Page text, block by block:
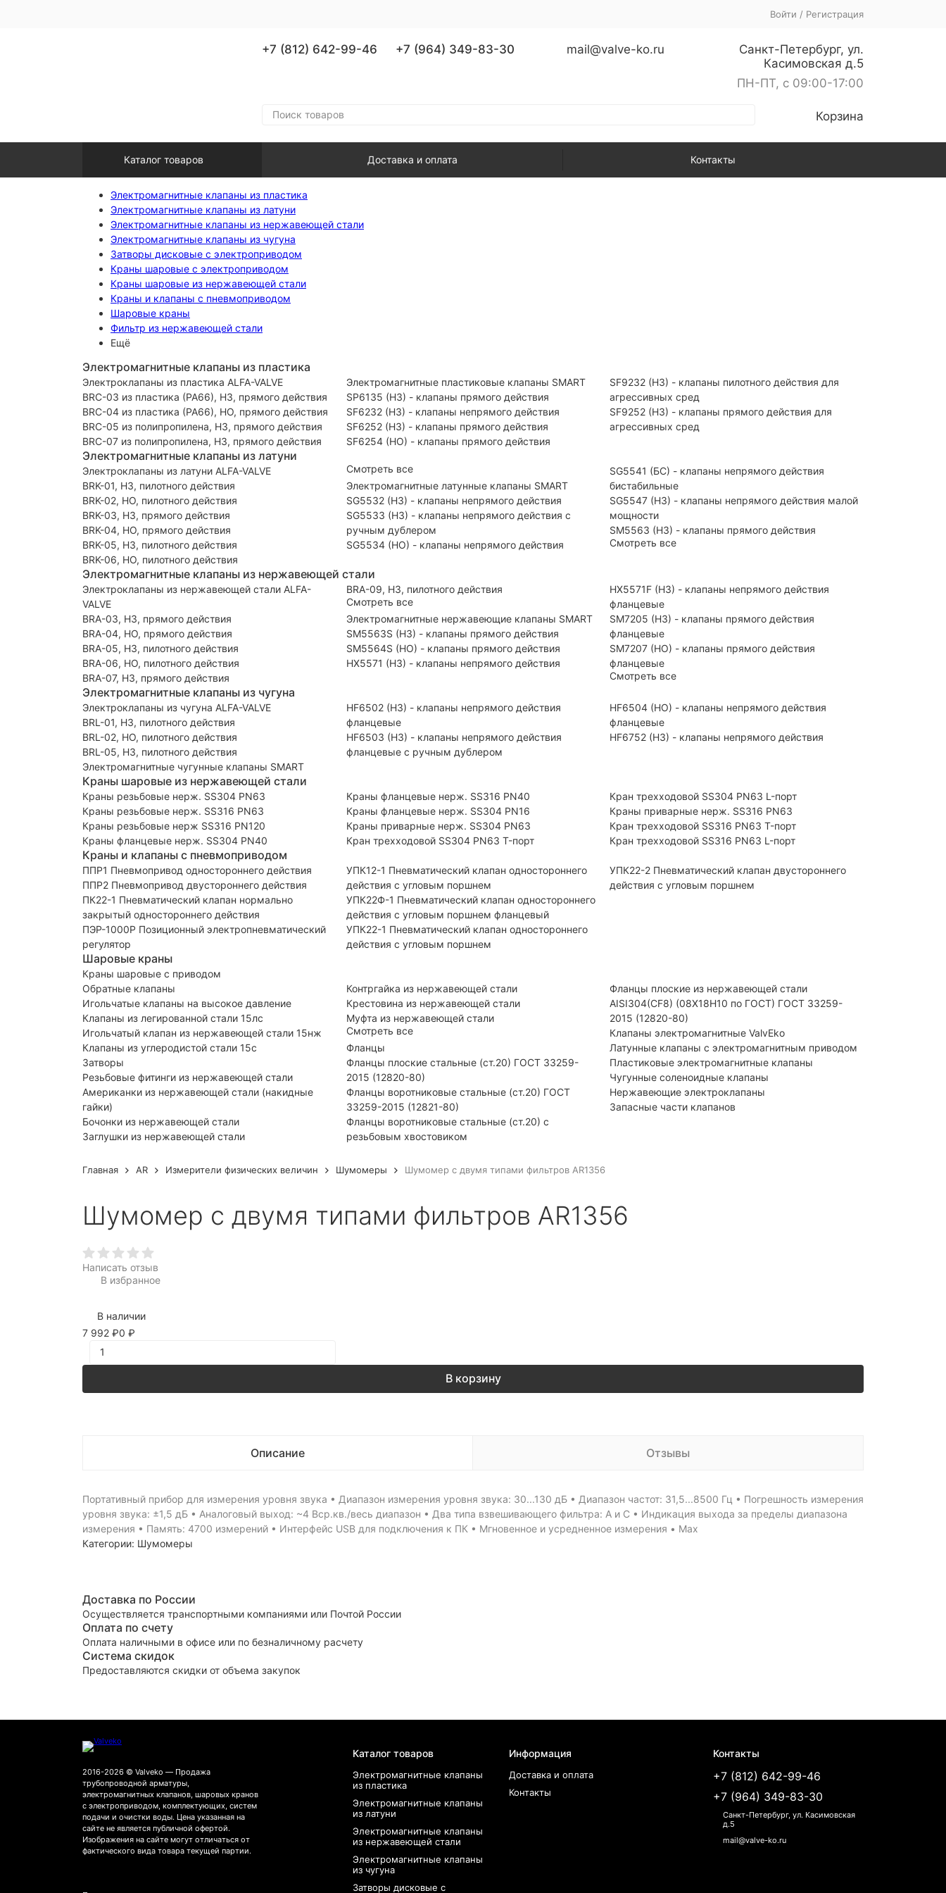
Войти / Регистрация
+7 (812) 642-99-46 +7 (964) 349-83-30 mail@valve-ko.ru
Санкт-Петербург, ул.
Касимовская д.5
ПН-ПТ, с 09:00-17:00
Корзина
Каталог товаров Доставка и оплата Контакты
Электромагнитные клапаны из пластика
Электромагнитные клапаны из латуни
Электромагнитные клапаны из нержавеющей стали
Электромагнитные клапаны из чугуна
Затворы дисковые с электроприводом
Краны шаровые с электроприводом
Краны шаровые из нержавеющей стали
Краны и клапаны с пневмоприводом
Шаровые краны
Фильтр из нержавеющей стали
Ещё
Электромагнитные клапаны из пластика
Электроклапаны из пластика ALFA-VALVE
BRC-03 из пластика (PA66), НЗ, прямого действия
BRC-04 из пластика (PA66), НО, прямого действия
BRC-05 из полипропилена, НЗ, прямого действия
BRC-07 из полипропилена, НЗ, прямого действия
Электромагнитные пластиковые клапаны SMART
SP6135 (НЗ) - клапаны прямого действия
SF6232 (НЗ) - клапаны непрямого действия
SF6252 (НЗ) - клапаны прямого действия
SF6254 (НО) - клапаны прямого действия
SF9232 (H3) - клапаны пилотного действия для
агрессивных сред
SF9252 (H3) - клапаны прямого действия для
агрессивных сред
Электромагнитные клапаны из латуни
Электроклапаны из латуни ALFA-VALVE
BRK-01, НЗ, пилотного действия
BRK-02, НО, пилотного действия
BRK-03, НЗ, прямого действия
BRK-04, НО, прямого действия
BRK-05, НЗ, пилотного действия
BRK-06, НО, пилотного действия
Смотреть все
Электромагнитные латунные клапаны SMART
SG5532 (НЗ) - клапаны непрямого действия
SG5533 (НЗ) - клапаны непрямого действия с
ручным дублером
SG5534 (НО) - клапаны непрямого действия
SG5541 (БС) - клапаны непрямого действия
бистабильные
SG5547 (НЗ) - клапаны непрямого действия малой
мощности
SM5563 (НЗ) - клапаны прямого действия
Смотреть все
Электромагнитные клапаны из нержавеющей стали
Электроклапаны из нержавеющей стали ALFA-
VALVE
BRA-03, НЗ, прямого действия
BRA-04, НО, прямого действия
BRA-05, НЗ, пилотного действия
BRA-06, НО, пилотного действия
BRA-07, НЗ, прямого действия
BRA-09, НЗ, пилотного действия
Смотреть все
Электромагнитные нержавеющие клапаны SMART
SM5563S (НЗ) - клапаны прямого действия
SM5564S (НО) - клапаны прямого действия
HX5571 (НЗ) - клапаны непрямого действия
HX5571F (НЗ) - клапаны непрямого действия
фланцевые
SM7205 (НЗ) - клапаны прямого действия
фланцевые
SM7207 (НО) - клапаны прямого действия
фланцевые
Смотреть все
Электромагнитные клапаны из чугуна
Электроклапаны из чугуна ALFA-VALVE
BRL-01, НЗ, пилотного действия
BRL-02, НО, пилотного действия
BRL-05, НЗ, пилотного действия
Электромагнитные чугунные клапаны SMART
HF6502 (НЗ) - клапаны непрямого действия
фланцевые
HF6503 (Н3) - клапаны непрямого действия
фланцевые с ручным дублером
HF6504 (НО) - клапаны непрямого действия
фланцевые
HF6752 (НЗ) - клапаны непрямого действия
Краны шаровые из нержавеющей стали
Краны резьбовые нерж. SS304 PN63
Краны резьбовые нерж. SS316 PN63
Краны резьбовые нерж SS316 PN120
Краны фланцевые нерж. SS304 PN40
Краны фланцевые нерж. SS316 PN40
Краны фланцевые нерж. SS304 PN16
Краны приварные нерж. SS304 PN63
Кран трехходовой SS304 PN63 T-порт
Кран трехходовой SS304 PN63 L-порт
Краны приварные нерж. SS316 PN63
Кран трехходовой SS316 PN63 T-порт
Кран трехходовой SS316 PN63 L-порт
Краны и клапаны с пневмоприводом
ППР1 Пневмопривод одностороннего действия
ППР2 Пневмопривод двустороннего действия
ПК22-1 Пневматический клапан нормально
закрытый одностороннего действия
ПЭР-1000Р Позиционный электропневматический
регулятор
УПК12-1 Пневматический клапан одностороннего
действия с угловым поршнем
УПК22Ф-1 Пневматический клапан одностороннего
действия с угловым поршнем фланцевый
УПК22-1 Пневматический клапан одностороннего
действия с угловым поршнем
УПК22-2 Пневматический клапан двустороннего
действия с угловым поршнем
Шаровые краны
Краны шаровые с приводом
Обратные клапаны
Игольчатые клапаны на высокое давление
Клапаны из легированной стали 15лс
Игольчатый клапан из нержавеющей стали 15нж
Клапаны из углеродистой стали 15с
Затворы
Резьбовые фитинги из нержавеющей стали
Американки из нержавеющей стали (накидные
гайки)
Бочонки из нержавеющей стали
Заглушки из нержавеющей стали
Контргайка из нержавеющей стали
Крестовина из нержавеющей стали
Муфта из нержавеющей стали
Смотреть все
Фланцы
Фланцы плоские стальные (ст.20) ГОСТ 33259-
2015 (12820-80)
Фланцы воротниковые стальные (ст.20) ГОСТ
33259-2015 (12821-80)
Фланцы воротниковые стальные (ст.20) с
резьбовым хвостовиком
Фланцы плоские из нержавеющей стали
AISI304(CF8) (08Х18Н10 по ГОСТ) ГОСТ 33259-
2015 (12820-80)
Клапаны электромагнитные ValvEko
Латунные клапаны с электромагнитным приводом
Пластиковые электромагнитные клапаны
Чугунные соленоидные клапаны
Нержавеющие электроклапаны
Запасные части клапанов
Главная AR Измерители физических величин Шумомеры Шумомер с двумя типами фильтров AR1356
Шумомер с двумя типами фильтров AR1356
Написать отзыв
В избранное
В наличии
7 992 ₽0 ₽
В корзину
Описание Отзывы
Портативный прибор для измерения уровня звука • Диапазон измерения уровня звука: 30...130 дБ • Диапазон частот: 31,5...8500 Гц • Погрешность измерения
уровня звука: ±1,5 дБ • Аналоговый выход: ~4 Вср.кв./весь диапазон • Два типа взвешивающего фильтра: A и C • Индикация выхода за пределы диапазона
измерения • Память: 4700 измерений • Интерфейс USB для подключения к ПК • Мгновенное и усредненное измерения • Max
Категории: Шумомеры
Доставка по России
Осуществляется транспортными компаниями или Почтой России
Оплата по счету
Оплата наличными в офисе или по безналичному расчету
Система скидок
Предоставляются скидки от объема закупок
2016-2026 © Valveko — Продажа
трубопроводной арматуры,
электромагнитных клапанов, шаровых кранов
с электроприводом, комплектующих, систем
подачи и очистки воды. Цена указанная на
сайте не является публичной офертой.
Изображения на сайте могут отличаться от
фактического вида товара текущей партии.
Каталог товаров
Электромагнитные клапаны
из пластика
Электромагнитные клапаны
из латуни
Электромагнитные клапаны
из нержавеющей стали
Электромагнитные клапаны
из чугуна
Затворы дисковые с
Информация
Доставка и оплата
Контакты
Контакты
+7 (812) 642-99-46
+7 (964) 349-83-30
Санкт-Петербург, ул. Касимовская
д.5
mail@valve-ko.ru